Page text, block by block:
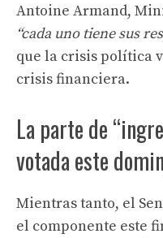
Antoine Armand,
“cada uno tiene sus
que la crisis política
crisis financiera.
La parte de
votada este
Mientras tanto, el
el componente este